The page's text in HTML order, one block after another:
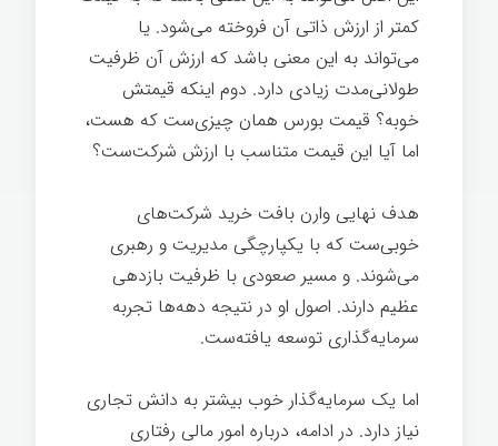
کمتر از ارزش ذاتی آن فروخته می‌شود. یا
می‌تواند به این معنی باشد که ارزش آن ظرفیت
طولانی‌مدت زیادی دارد. دوم اینکه قیمتش
خوبه؟ قیمت بورس همان چیزی‌ست که هست،
اما آیا این قیمت متناسب با ارزش شرکت‌ست؟
هدف نهایی وارن بافت خرید شرکت‌های
خوبی‌ست که با یکپارچگی مدیریت و رهبری
می‌شوند. و مسیر صعودی با ظرفیت بازدهی
عظیم دارند. اصول او در نتیجه دهه‌ها تجربه
سرمایه‌گذاری توسعه یافته‌ست.
اما یک سرمایه‌گذار خوب بیشتر به دانش تجاری
نیاز دارد. در ادامه، درباره امور مالی رفتاری